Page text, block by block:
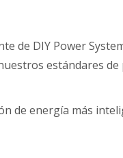
de DIY Power
estándares de
de energía más